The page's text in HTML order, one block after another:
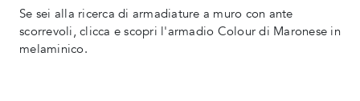
Se sei alla ricerca di armadiature a muro con ante
scorrevoli, clicca e scopri l'armadio Colour di Maronese in
melaminico.